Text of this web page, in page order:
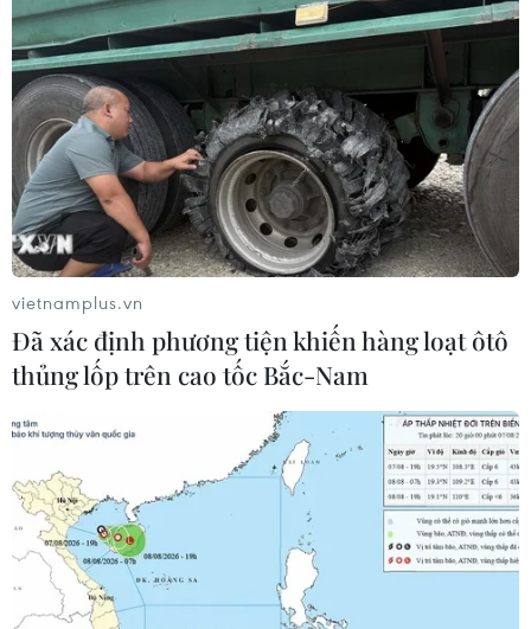
vietnamplus.vn
Đã xác định phương tiện khiến hàng loạt ôtô
thủng lốp trên cao tốc Bắc-Nam